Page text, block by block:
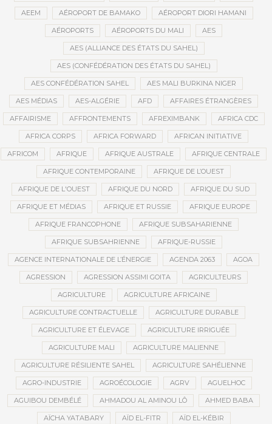
AEEM AÉROPORT DE BAMAKO AÉROPORT DIORI HAMANI
AÉROPORTS AÉROPORTS DU MALI AES
AES (ALLIANCE DES ÉTATS DU SAHEL)
AES (CONFÉDÉRATION DES ÉTATS DU SAHEL)
AES CONFÉDÉRATION SAHEL AES MALI BURKINA NIGER
AES MÉDIAS AES-ALGÉRIE AFD AFFAIRES ÉTRANGÈRES
AFFAIRISME AFFRONTEMENTS AFREXIMBANK AFRICA CDC
AFRICA CORPS AFRICA FORWARD AFRICAN INITIATIVE
AFRICOM AFRIQUE AFRIQUE AUSTRALE AFRIQUE CENTRALE
AFRIQUE CONTEMPORAINE AFRIQUE DE L’OUEST
AFRIQUE DE L'OUEST AFRIQUE DU NORD AFRIQUE DU SUD
AFRIQUE ET MÉDIAS AFRIQUE ET RUSSIE AFRIQUE EUROPE
AFRIQUE FRANCOPHONE AFRIQUE SUBSAHARIENNE
AFRIQUE SUBSAHRIENNE AFRIQUE-RUSSIE
AGENCE INTERNATIONALE DE L’ÉNERGIE AGENDA 2063 AGOA
AGRESSION AGRESSION ASSIMI GOITA AGRICULTEURS
AGRICULTURE AGRICULTURE AFRICAINE
AGRICULTURE CONTRACTUELLE AGRICULTURE DURABLE
AGRICULTURE ET ÉLEVAGE AGRICULTURE IRRIGUÉE
AGRICULTURE MALI AGRICULTURE MALIENNE
AGRICULTURE RÉSILIENTE SAHEL AGRICULTURE SAHÉLIENNE
AGRO-INDUSTRIE AGROÉCOLOGIE AGRV AGUELHOC
AGUIBOU DEMBÉLÉ AHMADOU AL AMINOU LÔ AHMED BABA
AÏCHA YATABARY AÏD EL-FITR AÏD EL-KÉBIR